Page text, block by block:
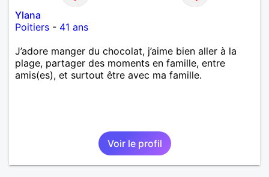
Ylana
Poitiers - 41 ans
J’adore manger du chocolat, j’aime bien aller à la
plage, partager des moments en famille, entre
amis(es), et surtout être avec ma famille.
Voir le profil